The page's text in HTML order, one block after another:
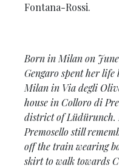
Fontana-Rossi.
Born in Milan on
Gengaro spent her life
Milan in Via degli
house in Colloro di
district of Lüdürunch.
Premosello still
off the train wearing
skirt to walk towards